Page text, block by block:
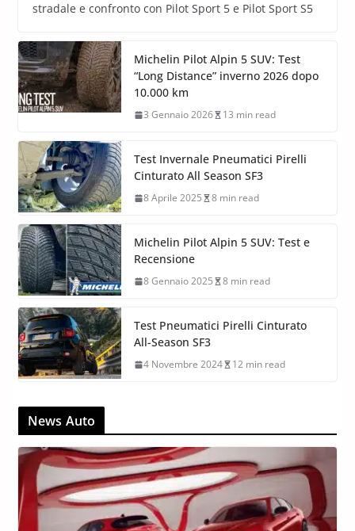
stradale e confronto con Pilot Sport 5 e Pilot Sport S5
Michelin Pilot Alpin 5 SUV: Test
“Long Distance” inverno 2026 dopo
10.000 km
3 Gennaio 2026 13 min read
Test Invernale Pneumatici Pirelli
Cinturato All Season SF3
8 Aprile 2025 8 min read
Michelin Pilot Alpin 5 SUV: Test e
Recensione
8 Gennaio 2025 8 min read
Test Pneumatici Pirelli Cinturato
All-Season SF3
4 Novembre 2024 12 min read
News Auto